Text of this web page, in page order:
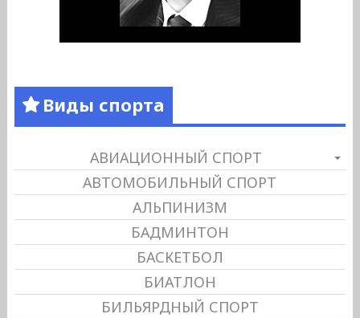
Виды спорта
АВИАЦИОННЫЙ СПОРТ
АВТОМОБИЛЬНЫЙ СПОРТ
АЛЬПИНИЗМ
БАДМИНТОН
БАСКЕТБОЛ
БИАТЛОН
БИЛЬЯРДНЫЙ СПОРТ